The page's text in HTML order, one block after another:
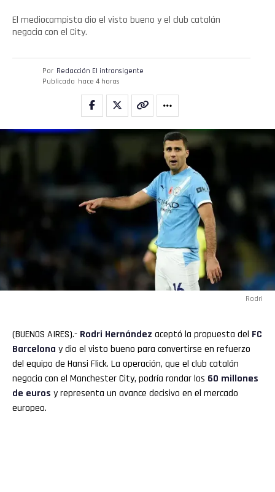
El mediocampista dio el visto bueno y el club catalán
negocia con el City.
Por Redacción El intransigente
Publicado hace 4 horas
Rodri
(BUENOS AIRES).- Rodri Hernández aceptó la propuesta del FC
Barcelona y dio el visto bueno para convertirse en refuerzo
del equipo de Hansi Flick. La operación, que el club catalán
negocia con el Manchester City, podría rondar los 60 millones
de euros y representa un avance decisivo en el mercado
europeo.